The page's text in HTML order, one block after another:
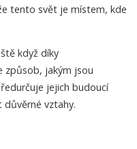
tento svět je místem, kde
když díky
způsob, jakým jsou
jejich budoucí
vztahy.